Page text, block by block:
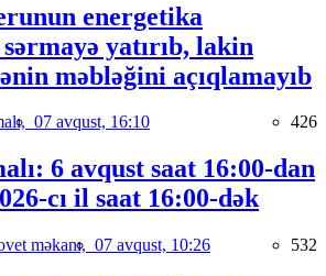
energetika
yatırıb, lakin
məbləğini açıqlamayıb
07 avqust, 16:10 426
6 avqust saat 16:00-dan
cı il saat 16:00-dək
məkanı, 07 avqust, 10:26 532